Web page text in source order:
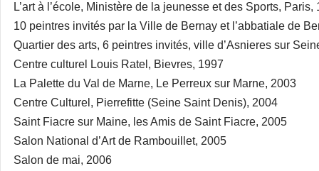
L’art à l’école, Ministère de la jeunesse et des Sports, Paris,
10 peintres invités par la Ville de Bernay et l’abbatiale de
Quartier des arts, 6 peintres invités, ville d’Asnieres sur
Centre culturel Louis Ratel, Bievres, 1997
La Palette du Val de Marne, Le Perreux sur Marne, 2003
Centre Culturel, Pierrefitte (Seine Saint Denis), 2004
Saint Fiacre sur Maine, les Amis de Saint Fiacre, 2005
Salon National d’Art de Rambouillet, 2005
Salon de mai, 2006